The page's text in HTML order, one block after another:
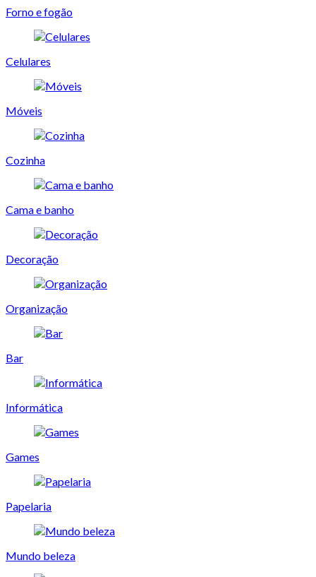
Forno e fogão
Celulares
Móveis
Cozinha
Cama e banho
Decoração
Organização
Bar
Informática
Games
Papelaria
Mundo beleza